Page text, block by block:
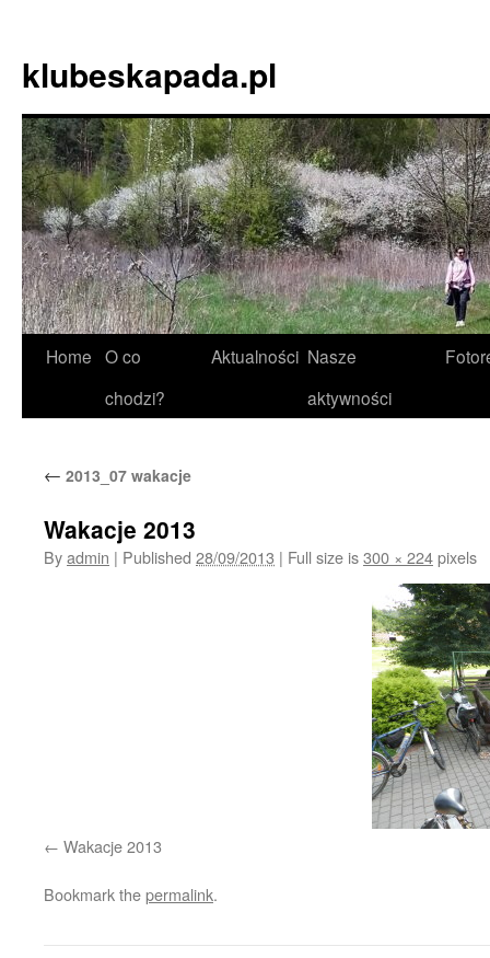
content
klubeskapada.pl
Home O co
chodzi?
Aktualności Nasze
aktywności
← 2013_07 wakacje
Wakacje 2013
Byadmin | Published 28/09/2013 | Full size is300 × 224pixels
Wakacje 2013
Bookmark thepermalink.